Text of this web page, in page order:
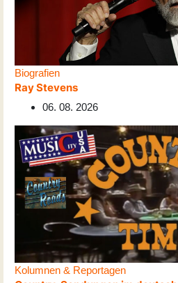
Biografien
Ray Stevens
06. 08. 2026
Kolumnen & Reportagen